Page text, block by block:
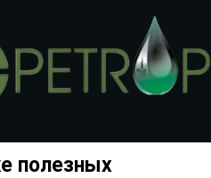
полезных